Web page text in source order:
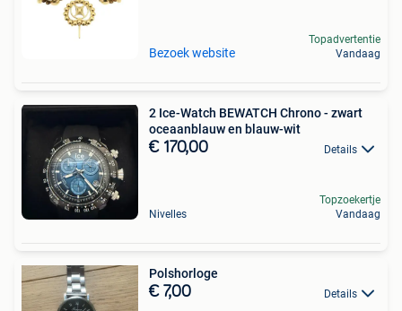
Bezoek website
Topadvertentie
Vandaag
2 Ice-Watch BEWATCH Chrono - zwart
oceaanblauw en blauw-wit
€ 170,00 Details
Nivelles
Topzoekertje
Vandaag
Polshorloge
€ 7,00 Details